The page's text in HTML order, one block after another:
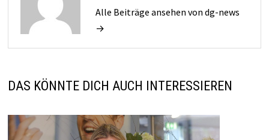
Alle Beiträge ansehen von dg-news
→
DAS KÖNNTE DICH AUCH INTERESSIEREN